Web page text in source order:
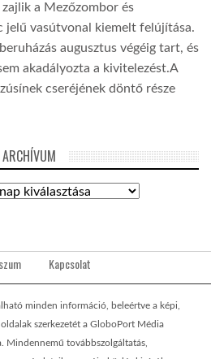
a Mezőzombor és
jelű vasútvonal kiemelt felújítása.
augusztus végéig tart, és
akadályozta a kivitelezést.A
cseréjének döntő része
ARCHÍVUM
Kapcsolat
minden információ, beleértve a képi,
szerkezetét a GloboPort Média
Mindennemű továbbszolgáltatás,